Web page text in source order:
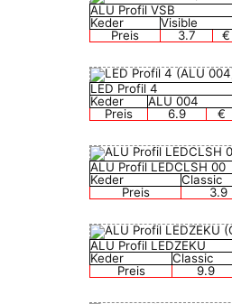
ALU Profil VSB
Keder
Visible
Preis
3.7 €
LED Profil 4
Keder
ALU 004
Preis
6.9 €
ALU Profil LEDCLSH 00
Keder
Classic
Preis
3.9
ALU Profil LEDZEKU
Keder
Classic
Preis
9.9